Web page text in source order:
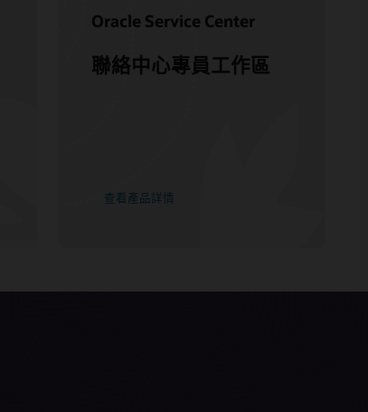
Oracle Service Center
聯絡中心專員工作區
查看產品詳情